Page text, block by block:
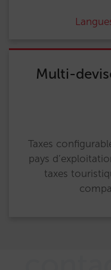
Multi-
Taxes
pays
taxes